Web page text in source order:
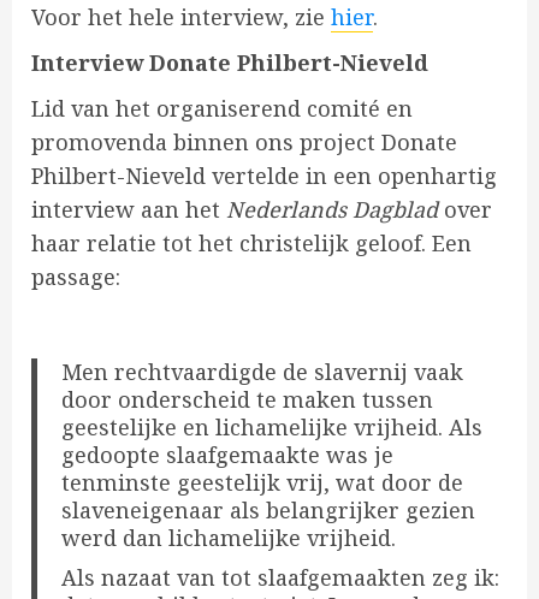
Voor het hele interview, zie hier.
Interview Donate Philbert-Nieveld
Lid van het organiserend comité en
promovenda binnen ons project Donate
Philbert-Nieveld vertelde in een openhartig
interview aan het Nederlands Dagbladover
haar relatie tot het christelijk geloof. Een
passage:
Men rechtvaardigde de slavernij vaak
door onderscheid te maken tussen
geestelijke en lichamelijke vrijheid. Als
gedoopte slaafgemaakte was je
tenminste geestelijk vrij, wat door de
slaveneigenaar als belangrijker gezien
werd dan lichamelijke vrijheid.
Als nazaat van tot slaafgemaakten zeg ik: